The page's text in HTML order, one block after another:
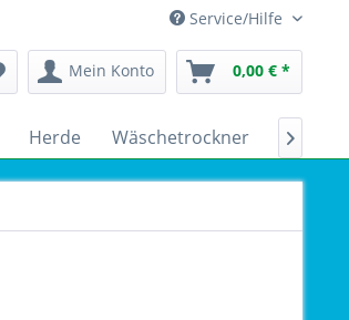
Service/Hilfe
Mein Konto 0,00 € *
Herde Wäschetrockner 